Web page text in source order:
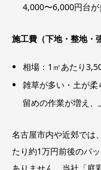
4,000〜6,000円台が
施工費（下地・整地・
相場：1㎡あたり
雑草が多い・土が
留めの作業が増え
名古屋市内や近郊では
たり約1万円前後のパ